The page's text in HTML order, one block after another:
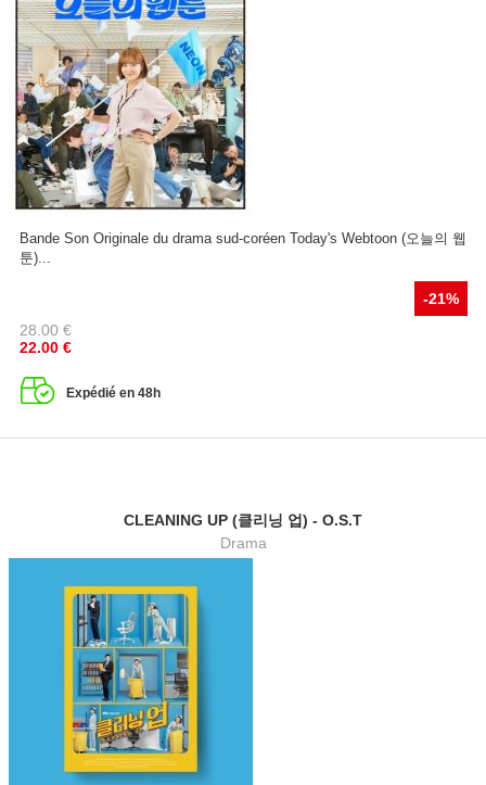
Bande Son Originale du drama sud-coréen Today's Webtoon (오늘의 웹
툰)...
-21%
28.00 €
22.00 €
Expédié en 48h
CLEANING UP (클리닝 업) - O.S.T
Drama